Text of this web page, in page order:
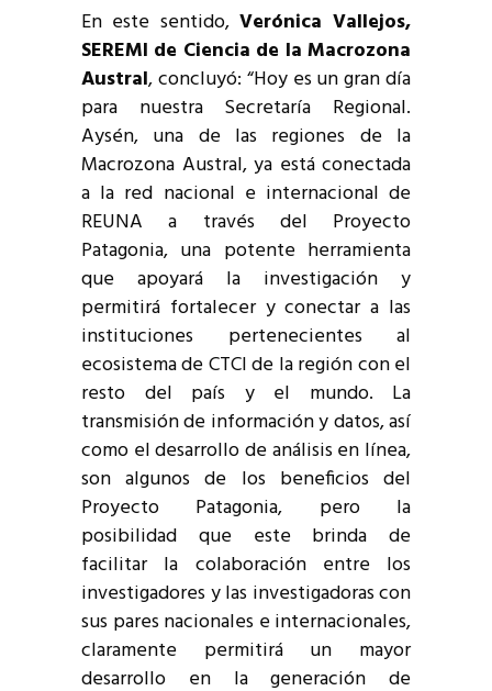
En este sentido, Verónica Vallejos,
SEREMI de Ciencia de la Macrozona
Austral, concluyó: “Hoy es un gran día
para nuestra Secretaría Regional.
Aysén, una de las regiones de la
Macrozona Austral, ya está conectada
a la red nacional e internacional de
REUNA a través del Proyecto
Patagonia, una potente herramienta
que apoyará la investigación y
permitirá fortalecer y conectar a las
instituciones pertenecientes al
ecosistema de CTCI de la región con el
resto del país y el mundo. La
transmisión de información y datos, así
como el desarrollo de análisis en línea,
son algunos de los beneficios del
Proyecto Patagonia, pero la
posibilidad que este brinda de
facilitar la colaboración entre los
investigadores y las investigadoras con
sus pares nacionales e internacionales,
claramente permitirá un mayor
desarrollo en la generación de